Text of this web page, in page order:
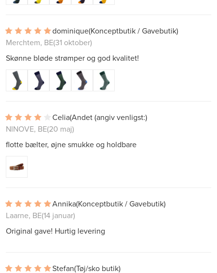
dominique(Konceptbutik / Gavebutik)
Merchtem, BE(31 oktober)
Skønne bløde strømper og god kvalitet!
Celia(Andet (angiv venligst:)
NINOVE, BE(20 maj)
flotte bælter, øjne smukke og holdbare
Annika(Konceptbutik / Gavebutik)
Laarne, BE(14 januar)
Original gave! Hurtig levering
Stefan(Tøj/sko butik)